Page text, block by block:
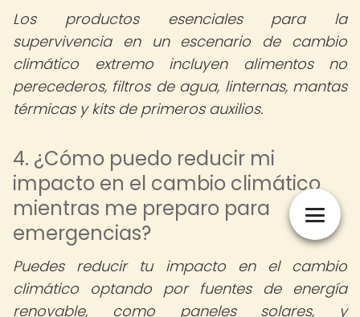
Los productos esenciales para la
supervivencia en un escenario de cambio
climático extremo incluyen alimentos no
perecederos, filtros de agua, linternas, mantas
térmicas y kits de primeros auxilios.
4. ¿Cómo puedo reducir mi
impacto en el cambio climático
mientras me preparo para
emergencias?
Puedes reducir tu impacto en el cambio
climático optando por fuentes de energía
renovable, como paneles solares, y